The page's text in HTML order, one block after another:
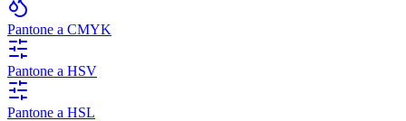
Pantone a CMYK
Pantone a HSV
Pantone a HSL